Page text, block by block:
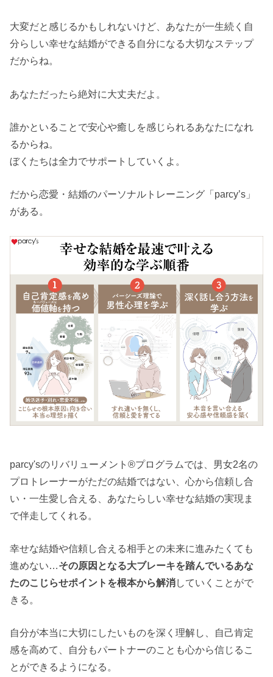
大変だと感じるかもしれないけど、あなたが一生続く自
分らしい幸せな結婚ができる自分になる大切なステップ
だからね。
あなただったら絶対に大丈夫だよ。
誰かといることで安心や癒しを感じられるあなたになれ
るからね。
ぼくたちは全力でサポートしていくよ。
だから恋愛・結婚のパーソナルトレーニング「parcy’s」
がある。
parcy'sのリバリューメント®︎プログラムでは、男女2名の
プロトレーナーがただの結婚ではない、心から信頼し合
い・一生愛し合える、あなたらしい幸せな結婚の実現ま
で伴走してくれる。
幸せな結婚や信頼し合える相手との未来に進みたくても
進めない…その原因となる大ブレーキを踏んでいるあな
たのこじらせポイントを根本から解消していくことがで
きる。
自分が本当に大切にしたいものを深く理解し、自己肯定
感を高めて、自分もパートナーのことも心から信じるこ
とができるようになる。